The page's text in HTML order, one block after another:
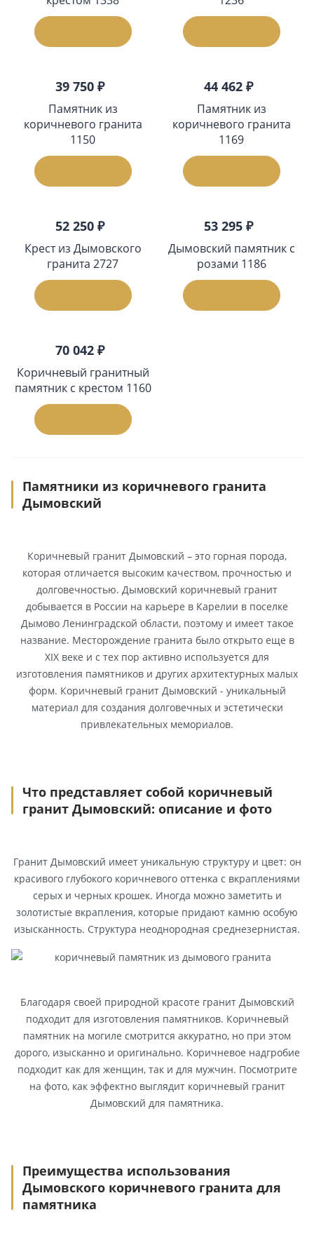
39 750 ₽
Памятник из
коричневого гранита
1150
44 462 ₽
Памятник из
коричневого гранита
1169
52 250 ₽
Крест из Дымовского
гранита 2727
53 295 ₽
Дымовский памятник с
розами 1186
70 042 ₽
Коричневый гранитный
памятник с крестом 1160
Памятники из коричневого гранита
Дымовский
Коричневый гранит Дымовский – это горная порода,
которая отличается высоким качеством, прочностью и
долговечностью. Дымовский коричневый гранит
добывается в России на карьере в Карелии в поселке
Дымово Ленинградской области, поэтому и имеет такое
название. Месторождение гранита было открыто еще в
XIX веке и с тех пор активно используется для
изготовления памятников и других архитектурных малых
форм. Коричневый гранит Дымовский - уникальный
материал для создания долговечных и эстетически
привлекательных мемориалов.
Что представляет собой коричневый
гранит Дымовский: описание и фото
Гранит Дымовский имеет уникальную структуру и цвет: он
красивого глубокого коричневого оттенка с вкраплениями
серых и черных крошек. Иногда можно заметить и
золотистые вкрапления, которые придают камню особую
изысканность. Структура неоднородная среднезернистая.
Благодаря своей природной красоте гранит Дымовский
подходит для изготовления памятников. Коричневый
памятник на могиле смотрится аккуратно, но при этом
дорого, изысканно и оригинально. Коричневое надгробие
подходит как для женщин, так и для мужчин. Посмотрите
на фото, как эффектно выглядит коричневый гранит
Дымовский для памятника.
Преимущества использования
Дымовского коричневого гранита для
памятника